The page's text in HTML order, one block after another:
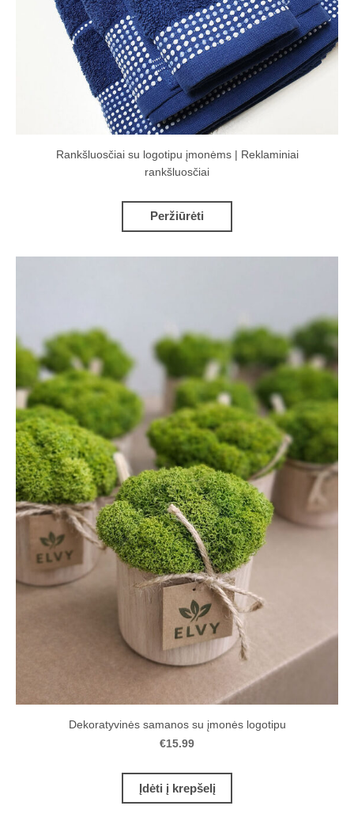
Rankšluosčiai su logotipu įmonėms | Reklaminiai
rankšluosčiai
Peržiūrėti
Dekoratyvinės samanos su įmonės logotipu
€15.99
Įdėti į krepšelį